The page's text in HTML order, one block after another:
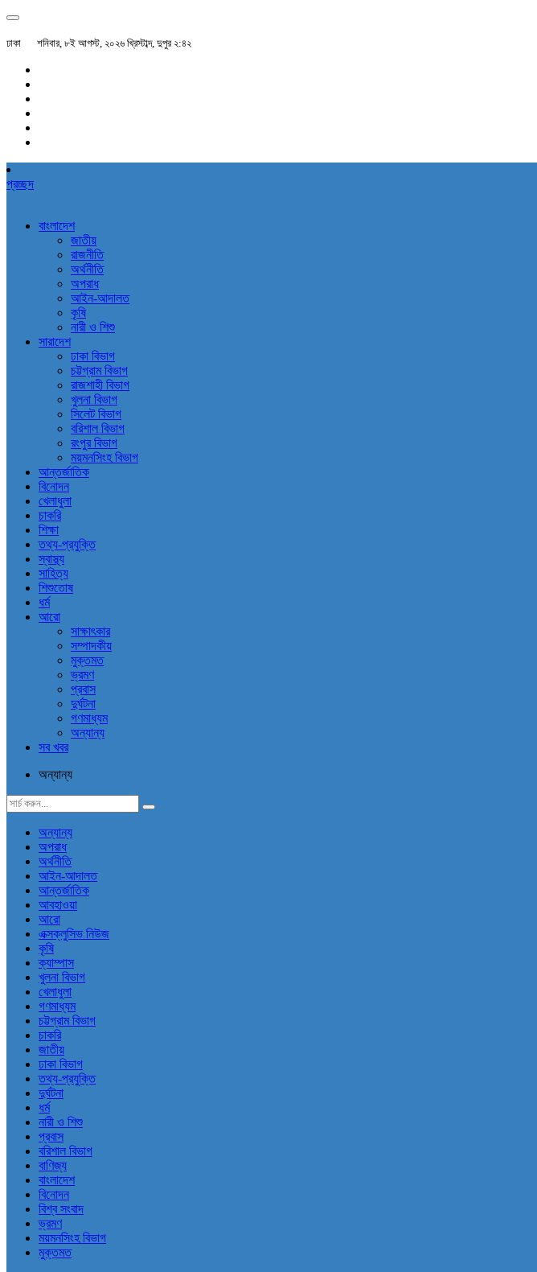
ঢাকা শনিবার, ৮ই আগস্ট, ২০২৬ খ্রিস্টাব্দ, দুপুর ২:৪২
প্রচ্ছদ
বাংলাদেশ
জাতীয়
রাজনীতি
অর্থনীতি
অপরাধ
আইন-আদালত
কৃষি
নারী ও শিশু
সারাদেশ
ঢাকা বিভাগ
চট্টগ্রাম বিভাগ
রাজশাহী বিভাগ
খুলনা বিভাগ
সিলেট বিভাগ
বরিশাল বিভাগ
রংপুর বিভাগ
ময়মনসিংহ বিভাগ
আন্তর্জাতিক
বিনোদন
খেলাধুলা
চাকরি
শিক্ষা
তথ্য-প্রযুক্তি
স্বাস্থ্য
সাহিত্য
শিশুতোষ
ধর্ম
আরো
সাক্ষাৎকার
সম্পাদকীয়
মুক্তমত
ভ্রমণ
প্রবাস
দুর্ঘটনা
গণমাধ্যম
অন্যান্য
সব খবর
অন্যান্য
অন্যান্য
অপরাধ
অর্থনীতি
আইন-আদালত
আন্তর্জাতিক
আবহাওয়া
আরো
এক্সক্লুসিভ নিউজ
কৃষি
ক্যাম্পাস
খুলনা বিভাগ
খেলাধুলা
গণমাধ্যম
চট্টগ্রাম বিভাগ
চাকরি
জাতীয়
ঢাকা বিভাগ
তথ্য-প্রযুক্তি
দুর্ঘটনা
ধর্ম
নারী ও শিশু
প্রবাস
বরিশাল বিভাগ
বাণিজ্য
বাংলাদেশ
বিনোদন
বিশ্ব সংবাদ
ভ্রমণ
ময়মনসিংহ বিভাগ
মুক্তমত